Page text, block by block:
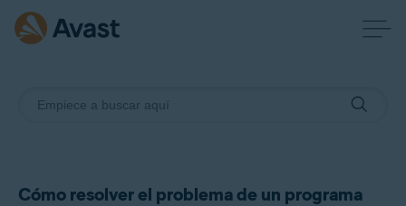
Cómo resolver el problema de un programa